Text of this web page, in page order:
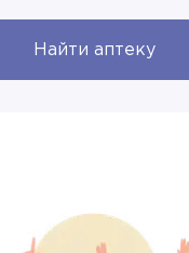
Найти аптеку